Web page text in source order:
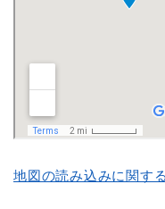
地図の読み込みに関す